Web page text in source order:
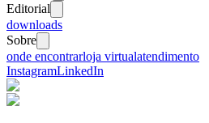
Editorial
downloads
Sobre
onde encontrarloja virtualatendimento
InstagramLinkedIn